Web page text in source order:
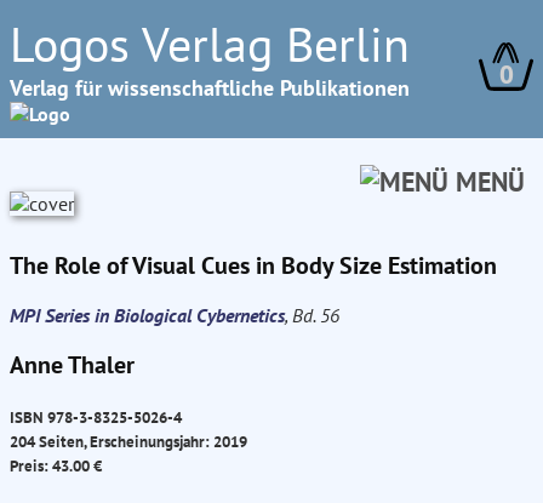
Logos Verlag Berlin
Verlag für wissenschaftliche Publikationen 0
MENÜ
The Role of Visual Cues in Body Size Estimation
MPI Series in Biological Cybernetics, Bd. 56
Anne Thaler
ISBN 978-3-8325-5026-4
204 Seiten, Erscheinungsjahr: 2019
Preis: 43.00 €